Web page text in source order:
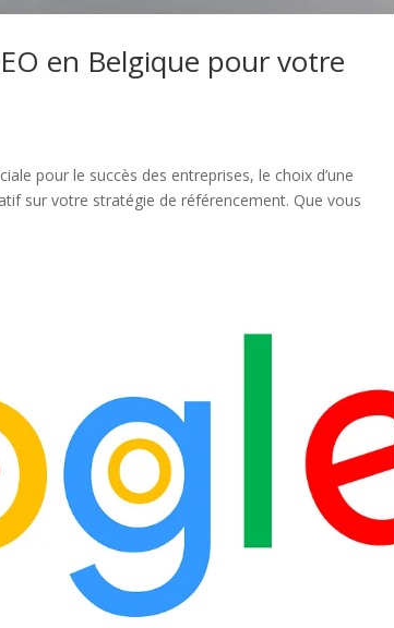
en Belgique pour votre
pour le succès des entreprises, le choix d’une
sur votre stratégie de référencement. Que vous